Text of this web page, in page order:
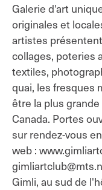
Galerie d'art
originales et
artistes
collages, poteries
textiles,
quai, les fresques
être la plus
Canada. Portes
sur rendez-vous
web :
Gimli, au sud de